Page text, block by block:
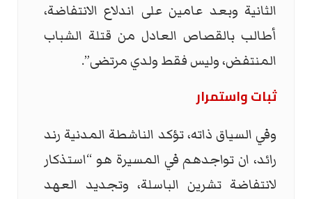
الثانية وبعد عامين على اندلاع الانتفاضة،
أطالب بالقصاص العادل من قتلة الشباب
المنتفض، وليس فقط ولدي مرتضى”.
ثبات واستمرار
وفي السياق ذاته، تؤكد الناشطة المدنية رند
رائد، ان تواجدهم في المسيرة هو “استذكار
لانتفاضة تشرين الباسلة، وتجديد العهد